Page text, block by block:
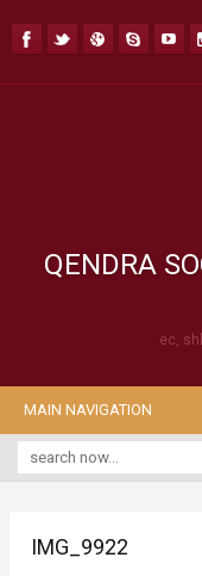
QENDRA
ec,
MAIN NAVIGATION
IMG_9922